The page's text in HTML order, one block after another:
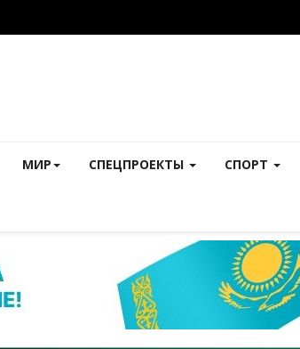
МИР СПЕЦПРОЕКТЫ СПОРТ